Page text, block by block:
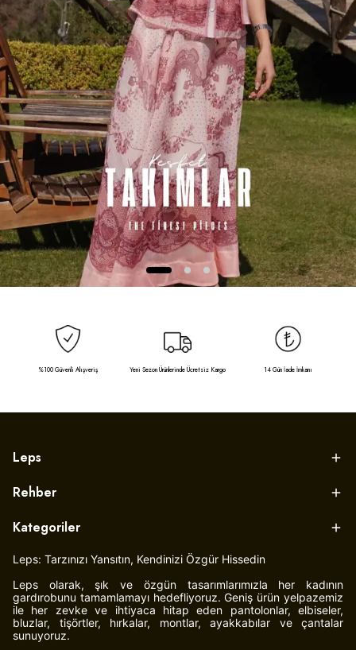
%100 Güvenli Alışveriş Yeni Sezon Ürünlerinde Ücretsiz Kargo 14 Gün İade İmkanı
Leps
Rehber
Kategoriler
Leps: Tarzınızı Yansıtın, Kendinizi Özgür Hissedin
Leps olarak, şık ve özgün tasarımlarımızla her kadının
gardırobunu tamamlamayı hedefliyoruz. Geniş ürün yelpazemiz
ile her zevke ve ihtiyaca hitap eden pantolonlar, elbiseler,
bluzlar, tişörtler, hırkalar, montlar, ayakkabılar ve çantalar
sunuyoruz.